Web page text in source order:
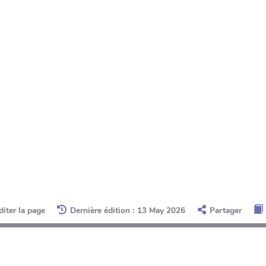
la page Dernière édition : 13 May 2026 Partager